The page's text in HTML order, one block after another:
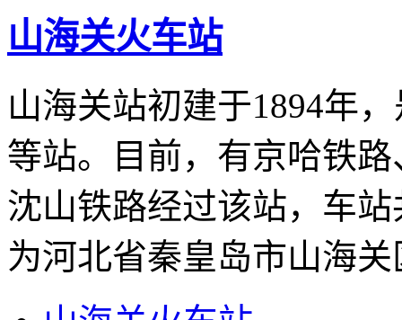
山海关火车站
山海关站初建于1894年
等站。目前，有京哈铁
沈山铁路经过该站，车
为河北省秦皇岛市山海